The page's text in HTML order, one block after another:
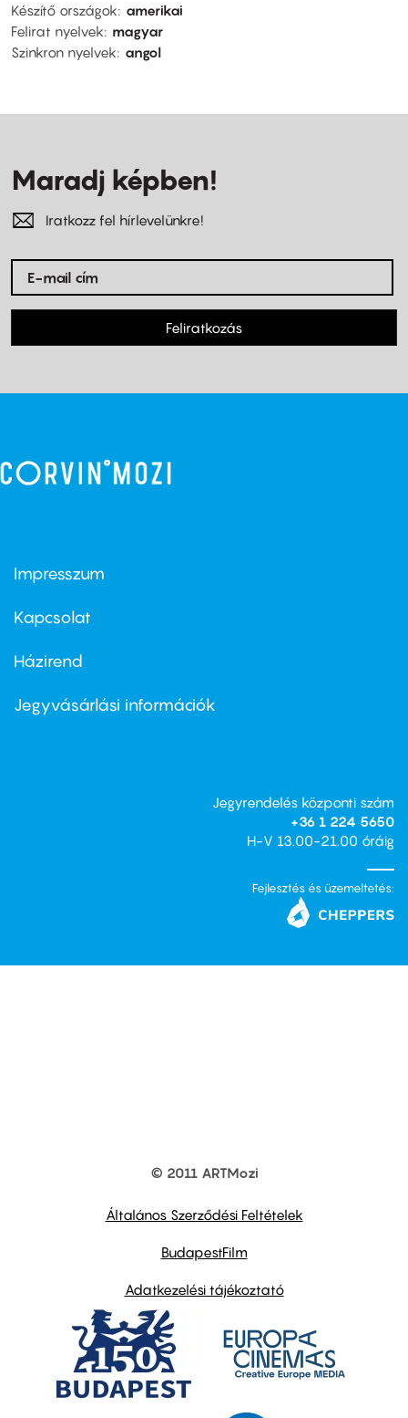
Készítő országok
amerikai
Felirat nyelvek
magyar
Szinkron nyelvek
angol
Maradj képben!
Iratkozz fel hírlevelünkre!
Feliratkozás
Footer
first
Impresszum
Kapcsolat
Footer
second
Házirend
Jegyvásárlási információk
Jegyrendelés központi szám
+36 1 224 5650
H-V 13.00-21.00 óráig
Fejlesztés és üzemeltetés:
© 2011 ARTMozi
Általános Szerződési Feltételek
BudapestFilm
Adatkezelési tájékoztató